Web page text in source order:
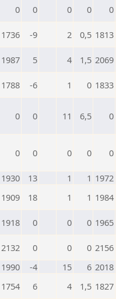
0 0 0 0 0
1736 -9 2 0,5 1813
1987 5 4 1,5 2069
1788 -6 1 0 1833
0 0 11 6,5 0
0 0 0 0 0
1930 13 1 1 1972
1909 18 1 1 1984
1918 0 0 0 1965
2132 0 0 0 2156
1990 -4 15 6 2018
1754 6 4 1,5 1827